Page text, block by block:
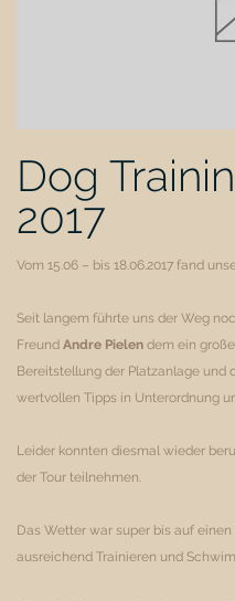
Dog
2017
Vom 15.06 – bis 18.06.2017 fand
Seit langem führte uns der Weg
Freund Andre Pielen dem ein
Bereitstellung der Platzanlage und
wertvollen Tipps in Unterordnung
Leider konnten diesmal wieder
der Tour teilnehmen.
Das Wetter war super bis auf
ausreichend Trainieren und